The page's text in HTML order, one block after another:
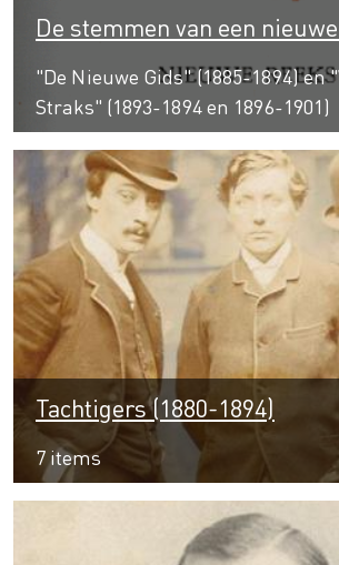
De stemmen van een
"De Nieuwe Gids" (1885-1894) en
Straks" (1893-1894 en 1896-1901)
Tachtigers (1880-1894)
7 items